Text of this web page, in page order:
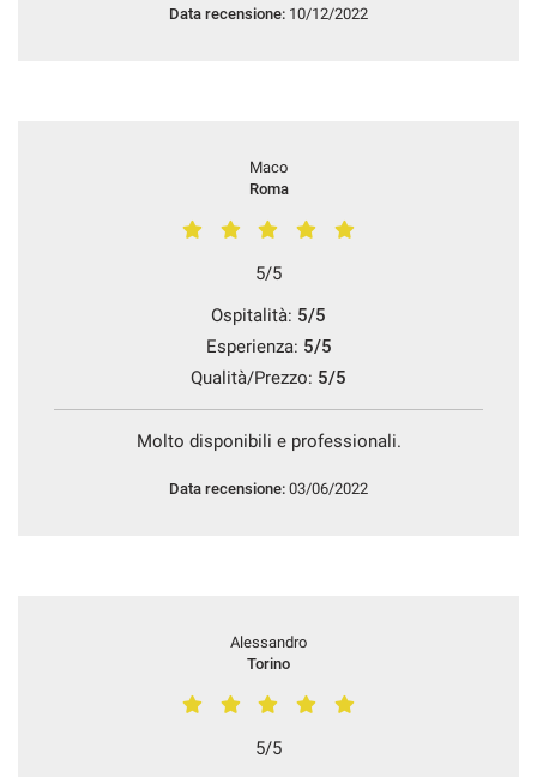
Data recensione: 10/12/2022
Maco
Roma
5/5
Ospitalità: 5/5
Esperienza: 5/5
Qualità/Prezzo: 5/5
Molto disponibili e professionali.
Data recensione: 03/06/2022
Alessandro
Torino
5/5